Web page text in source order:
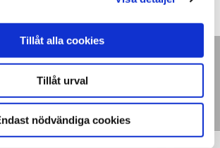
Tillåt alla cookies
Tillåt urval
nödvändiga cookies
Press/media
Thermiaskolan
Thermia nyhetsbrev